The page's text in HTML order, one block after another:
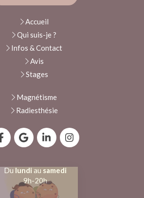
Accueil
Qui suis-je ?
Infos & Contact
Avis
Stages
Magnétisme
Radiesthésie
Du lundi au samedi
9h-20h